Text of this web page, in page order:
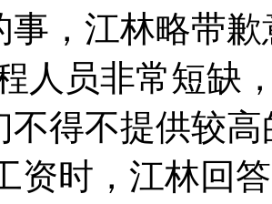
事，江林略带
人员非常短缺
不得不提供较
资时，江林回